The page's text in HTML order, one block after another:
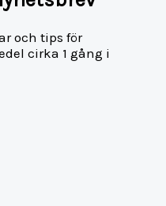
och tips för
cirka 1 gång i